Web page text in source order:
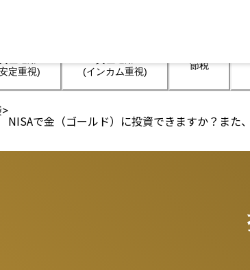
定重視)
(インカム重視)
節税
>
NISAで金（ゴールド）に投資できますか？また